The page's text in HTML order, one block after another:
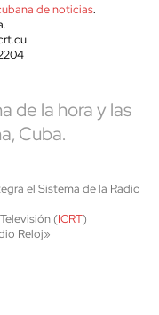
de noticias.
de la hora y las
Cuba.
el Sistema de la Radio
(ICRT)
Reloj»